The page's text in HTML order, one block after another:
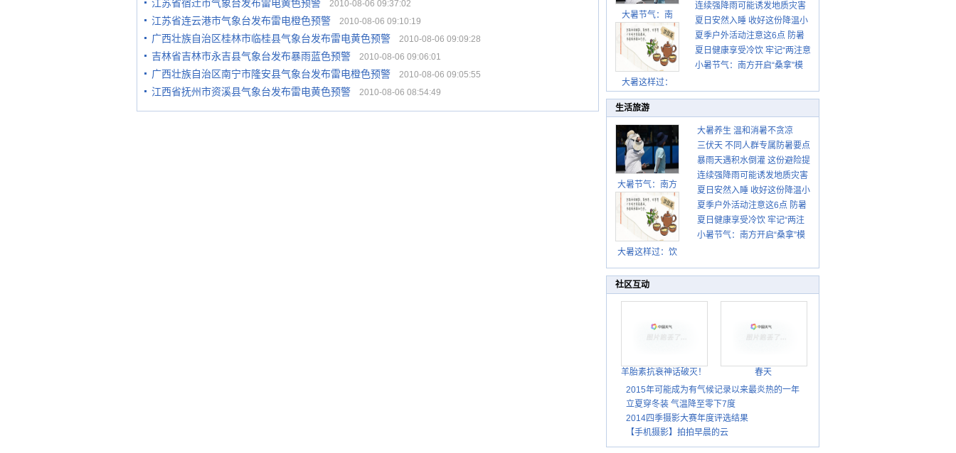
江苏省宿迁市气象台发布雷电黄色预警 2010-08-06 09:37:02
江苏省连云港市气象台发布雷电橙色预警 2010-08-06 09:10:19
广西壮族自治区桂林市临桂县气象台发布雷电黄色预警 2010-08-06 09:09:28
吉林省吉林市永吉县气象台发布暴雨蓝色预警 2010-08-06 09:06:01
广西壮族自治区南宁市隆安县气象台发布雷电橙色预警 2010-08-06 09:05:55
江西省抚州市资溪县气象台发布雷电黄色预警 2010-08-06 08:54:49
大暑节气：南
大暑这样过：
示请收好
连续强降雨可能诱发地质灾害
这些前兆要知道
夏日安然入睡 收好这份降温小
贴士
夏季户外活动注意这6点 防暑
健身两不误
夏日健康享受冷饮 牢记“两注意
一控制”
小暑节气：南方开启“桑拿”模
生活旅游
大暑节气：南方
暑热盛行防伏旱
北方雨季陆续开
启
大暑这样过：饮
湿热保健康
大暑养生 温和消暑不贪凉
三伏天 不同人群专属防暑要点
请收好
暴雨天遇积水倒灌 这份避险提
示请收好
连续强降雨可能诱发地质灾害
这些前兆要知道
夏日安然入睡 收好这份降温小
贴士
夏季户外活动注意这6点 防暑
健身两不误
夏日健康享受冷饮 牢记“两注
意一控制”
小暑节气：南方开启“桑拿”模
社区互动
羊胎素抗衰神话破灭！
春天
2015年可能成为有气候记录以来最炎热的一年
立夏穿冬装 气温降至零下7度
2014四季摄影大赛年度评选结果
【手机摄影】拍拍早晨的云